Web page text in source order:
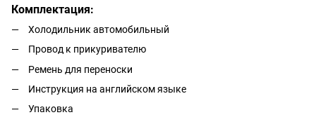
Комплектация:
Холодильник автомобильный
Провод к прикуривателю
Ремень для переноски
Инструкция на английском языке
Упаковка